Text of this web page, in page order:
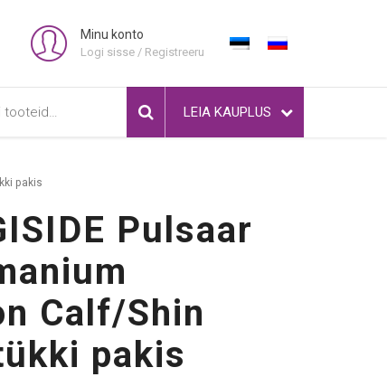
Minu konto
Logi sisse / Registreeru
LEIA KAUPLUS
pakis
Pulsaar
Calf/Shin
pakis